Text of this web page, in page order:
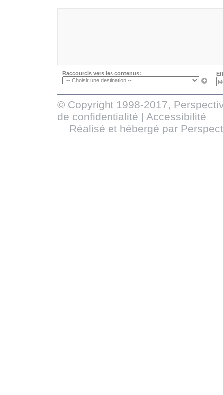
Raccourcis vers les contenus:
© Copyright 1998-2017,
de confidentialité | Accessibilité
Réalisé et hébergé par